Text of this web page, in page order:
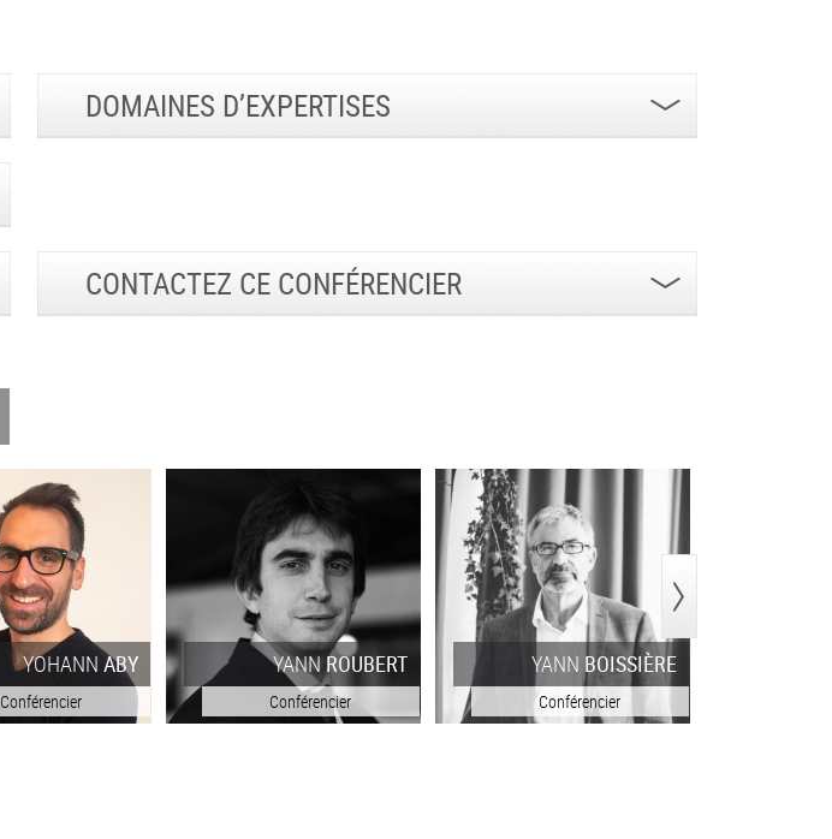
DOMAINES D’EXPERTISES
CONTACTEZ CE CONFÉRENCIER
YOHANN ABY
Conférencier
YANN ROUBERT
Conférencier
YANN BOISSIÈRE
Conférencier
>